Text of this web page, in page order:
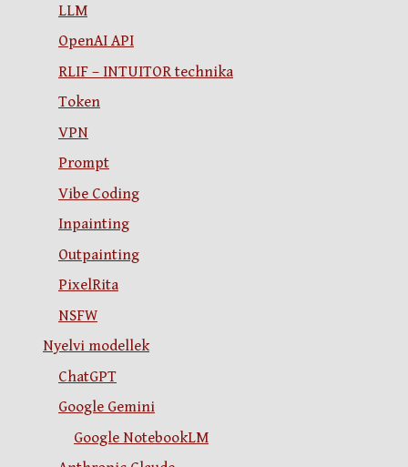
LLM
OpenAI API
RLIF – INTUITOR technika
Token
VPN
Prompt
Vibe Coding
Inpainting
Outpainting
PixelRita
NSFW
Nyelvi modellek
ChatGPT
Google Gemini
Google NotebookLM